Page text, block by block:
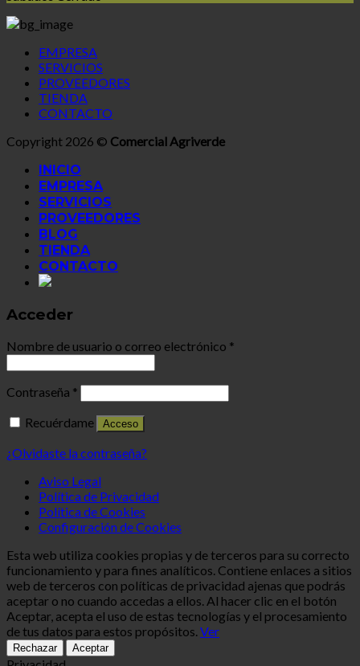
EMPRESA
SERVICIOS
PROVEEDORES
TIENDA
CONTACTO
Copyright 2026 © Comercial Agriverde
INICIO
EMPRESA
SERVICIOS
PROVEEDORES
BLOG
TIENDA
CONTACTO
Acceder
Nombre de usuario o correo electrónico *
Contraseña *
Recuérdame
Acceso
¿Olvidaste la contraseña?
Aviso Legal
Política de Privacidad
Política de Cookies
Configuración de Cookies
Esta web utiliza cookies propias y de terceros para su correcto
funcionamiento y para fines analíticos. Contiene enlaces a sitios
web de terceros con políticas de privacidad ajenas que podrás
aceptar o no cuando accedas a ellos. Al hacer clic en el botón
Aceptar, acepta el uso de estas tecnologías y el procesamiento
de tus datos para estos propósitos.Ver
Rechazar Aceptar